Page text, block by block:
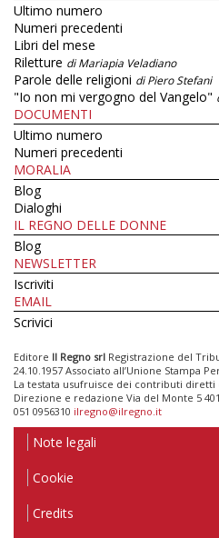
Ultimo numero
Numeri precedenti
Libri del mese
Riletture di Mariapia Veladiano
Parole delle religioni di Piero Stefani
"Io non mi vergogno del Vangelo"
DOCUMENTI
Ultimo numero
Numeri precedenti
MORALIA
Blog
Dialoghi
IL REGNO DELLE DONNE
Blog
NEWSLETTER
Iscriviti
EMAIL
Scrivici
Editore Il Regno srl Registrazione del
24.10.1957 Associato all’Unione Stampa
La testata usufruisce dei contributi diretti
Direzione e redazione Via del Monte 5
051 0956310 ilregno@ilregno.it
Note legali
Cookie
Credits